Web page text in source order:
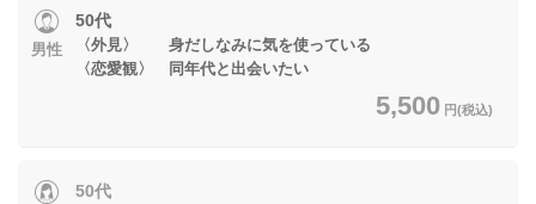
男性
50代
〈外見〉 身だしなみに気を使っている
〈恋愛観〉 同年代と出会いたい
5,500 円(税込)
50代